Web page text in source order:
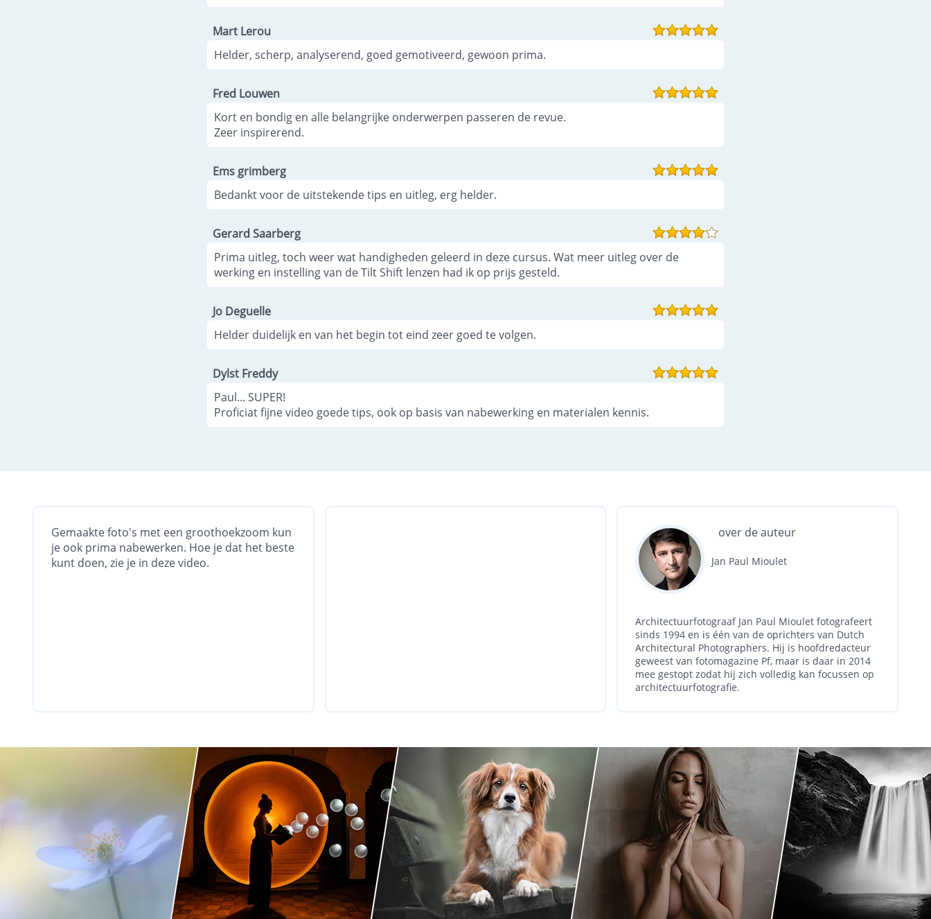
Mart Lerou
Helder, scherp, analyserend, goed gemotiveerd, gewoon prima.
Fred Louwen
Kort en bondig en alle belangrijke onderwerpen passeren de revue.
Zeer inspirerend.
Ems grimberg
Bedankt voor de uitstekende tips en uitleg, erg helder.
Gerard Saarberg
Prima uitleg, toch weer wat handigheden geleerd in deze cursus. Wat meer uitleg over de
werking en instelling van de Tilt Shift lenzen had ik op prijs gesteld.
Jo Deguelle
Helder duidelijk en van het begin tot eind zeer goed te volgen.
Dylst Freddy
Paul... SUPER!
Proficiat fijne video goede tips, ook op basis van nabewerking en materialen kennis.
Gemaakte foto's met een groothoekzoom kun
je ook prima nabewerken. Hoe je dat het beste
kunt doen, zie je in deze video.
over de auteur
Jan Paul Mioulet
Architectuurfotograaf Jan Paul Mioulet fotografeert
sinds 1994 en is één van de oprichters van Dutch
Architectural Photographers. Hij is hoofdredacteur
geweest van fotomagazine Pf, maar is daar in 2014
mee gestopt zodat hij zich volledig kan focussen op
architectuurfotografie.